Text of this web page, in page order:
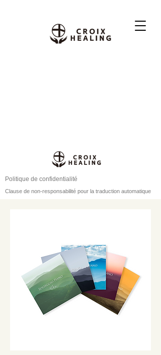
Politique de confidentialité
Clause de non-responsabilité pour la traduction automatique